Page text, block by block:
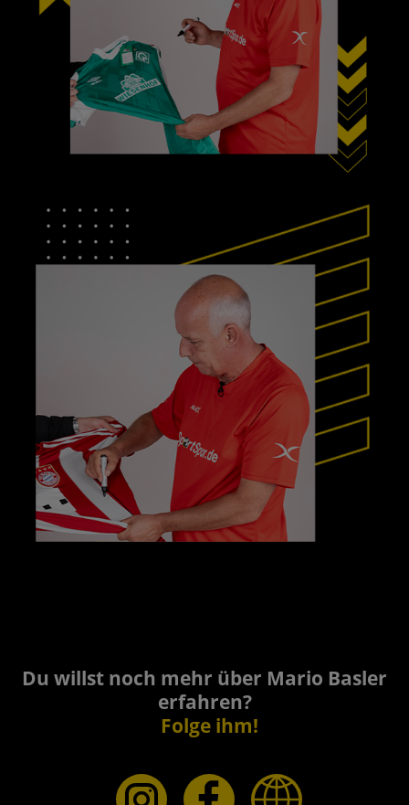
Du willst noch mehr über Mario Basler
erfahren?
Folge ihm!